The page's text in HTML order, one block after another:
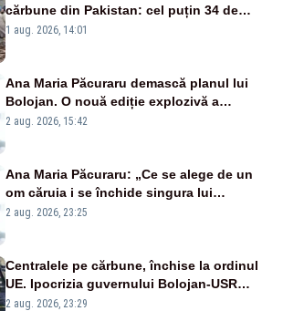
cărbune din Pakistan: cel puțin 34 de
morți - VIDEO
1 aug. 2026, 14:01
Ana Maria Păcuraru demască planul lui
Bolojan. O nouă ediție explozivă a
emisiunii „Miza Zilei” la Realitatea PLUS
2 aug. 2026, 15:42
Ana Maria Păcuraru: „Ce se alege de un
om căruia i se închide singura lui
portiță?”
2 aug. 2026, 23:25
Centralele pe cărbune, închise la ordinul
UE. Ipocrizia guvernului Bolojan-USR
după starea de alertă
2 aug. 2026, 23:29